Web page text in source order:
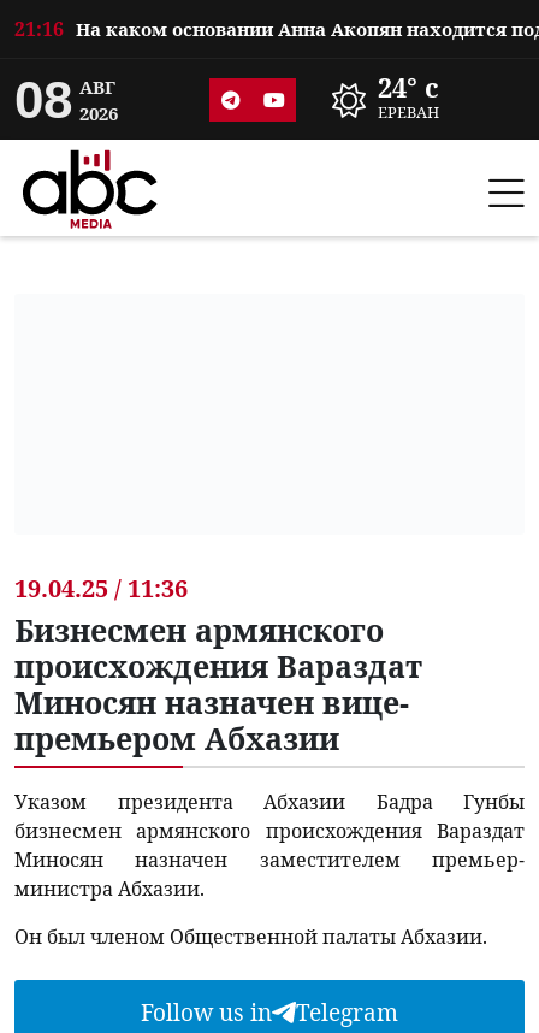
21:16
08 АВГ
2026
24° c
ЕРЕВАН
19.04.25 / 11:36
Бизнесмен армянского
происхождения Вараздат
Миносян назначен вице-
премьером Абхазии
Указом президента Абхазии Бадра Гунбы
бизнесмен армянского происхождения Вараздат
Миносян назначен заместителем премьер-
министра Абхазии.
Он был членом Общественной палаты Абхазии.
Follow us in Telegram